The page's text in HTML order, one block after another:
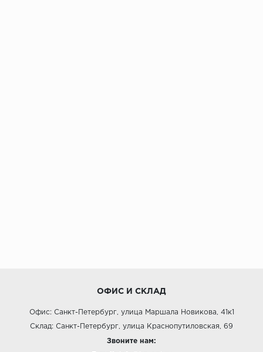
ОФИС И СКЛАД
Офис: Санкт-Петербург, улица Маршала Новикова, 41к1
Склад: Санкт-Петербург, улица Краснопутиловская, 69
Звоните нам: